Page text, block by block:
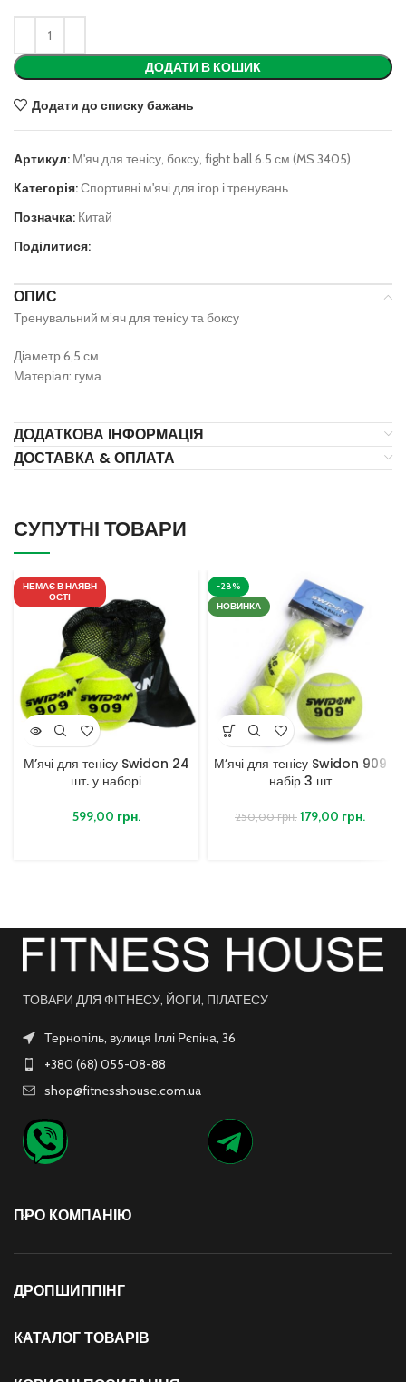
ДОДАТИ В КОШИК
Додати до списку бажань
Артикул: М'яч для тенісу, боксу, fight ball 6.5 см (MS 3405)
Категорія:Спортивні м'ячі для ігор і тренувань
Позначка: Китай
Поділитися:
ОПИС
Тренувальний м’яч для тенісу та боксу
Діаметр 6,5 см
Матеріал: гума
ДОДАТКОВА ІНФОРМАЦІЯ
ДОСТАВКА & ОПЛАТА
СУПУТНІ ТОВАРИ
НЕМАЄ В НАЯВН
ОСТІ
М’ячі для тенісу Swidon 24
шт. у наборі
599,00 грн.
-28%
НОВИНКА
М’ячі для тенісу Swidon 909
набір 3 шт
250,00грн. 179,00 грн.
ТОВАРИ ДЛЯ ФІТНЕСУ, ЙОГИ, ПІЛАТЕСУ
Тернопіль, вулиця Іллі Рєпіна, 36
+380 (68) 055-08-88
shop@fitnesshouse.com.ua
ПРО КОМПАНІЮ
ДРОПШИППІНГ
КАТАЛОГ ТОВАРІВ